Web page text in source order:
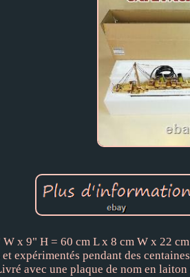
x 9" H = 60 cm L x 8 cm W x 22
expérimentés pendant des
avec une plaque de nom en